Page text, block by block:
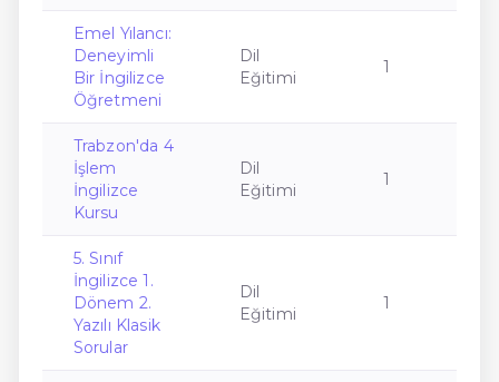
Emel Yılancı:
Deneyimli
Bir İngilizce
Öğretmeni
Dil
Eğitimi
1
Trabzon'da 4
İşlem
İngilizce
Kursu
Dil
Eğitimi
1
5. Sınıf
İngilizce 1.
Dönem 2.
Yazılı Klasik
Sorular
Dil
Eğitimi
1